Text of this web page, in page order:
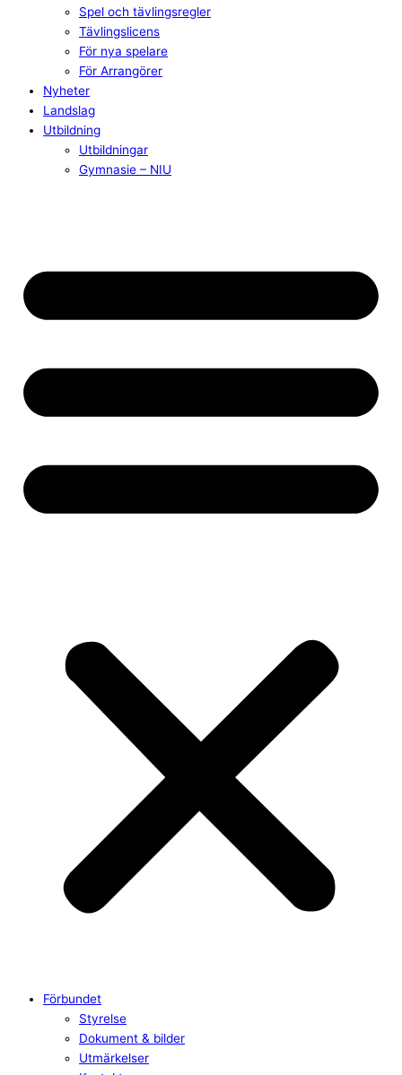
Spel och tävlingsregler
Tävlingslicens
För nya spelare
För Arrangörer
Nyheter
Landslag
Utbildning
Utbildningar
Gymnasie – NIU
Förbundet
Styrelse
Dokument & bilder
Utmärkelser